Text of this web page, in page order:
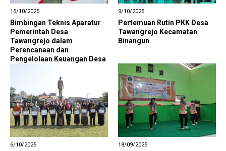
15/10/2025
Bimbingan Teknis Aparatur
Pemerintah Desa
Tawangrejo dalam
Perencanaan dan
Pengelolaan Keuangan Desa
9/10/2025
Pertemuan Rutin PKK Desa
Tawangrejo Kecamatan
Binangun
6/10/2025 18/09/2025